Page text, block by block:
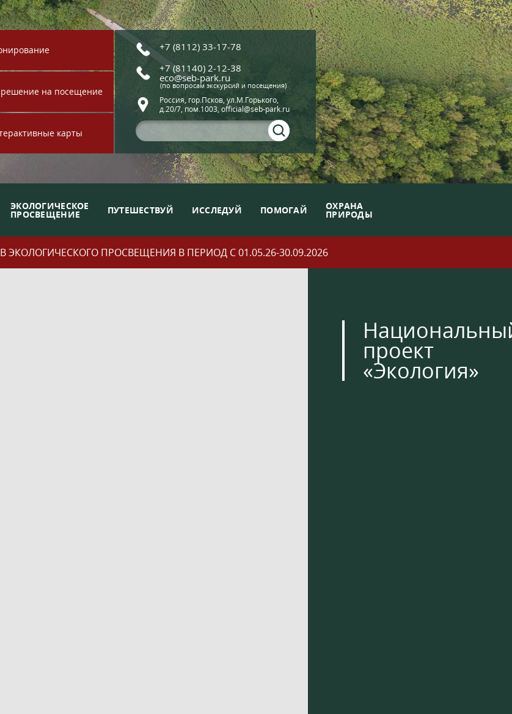
на посещение
карты
+7 (8112) 33-17-78
+7 (81140) 2-12-38
eco@seb-park.ru
(по вопросам экскурсий и посещения)
Россия, гор.Псков, ул.М.Горького,
д.20/7, пом.1003, official@seb-park.ru
ЭКОЛОГИЧЕСКОЕ
ПРОСВЕЩЕНИЕ ПУТЕШЕСТВУЙ ИССЛЕДУЙ ПОМОГАЙ ОХРАНА
ПРИРОДЫ
ЭКОЛОГИЧЕСКОГО ПРОСВЕЩЕНИЯ В ПЕРИОД С 01.05.26-30.09.2026
проект
«Экология»